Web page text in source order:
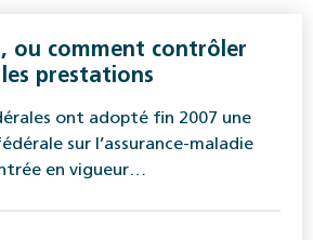
ou comment contrôler
­prestations
ont adopté fin 2007 une
sur l’assurance-maladie
en vigueur…